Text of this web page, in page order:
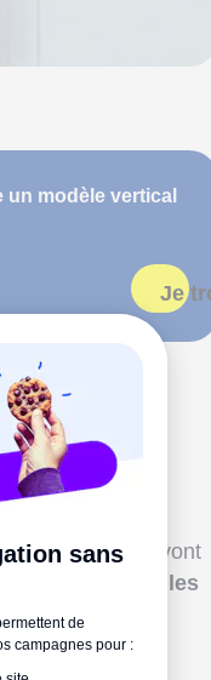
modèle vertical
Je
de placer un
fabricants.
chauffages ne vont
à la perfection les